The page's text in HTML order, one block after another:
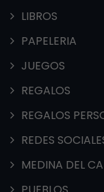
LIBROS
PAPELERIA
JUEGOS
REGALOS
REGALOS
REDES
MEDINA DEL